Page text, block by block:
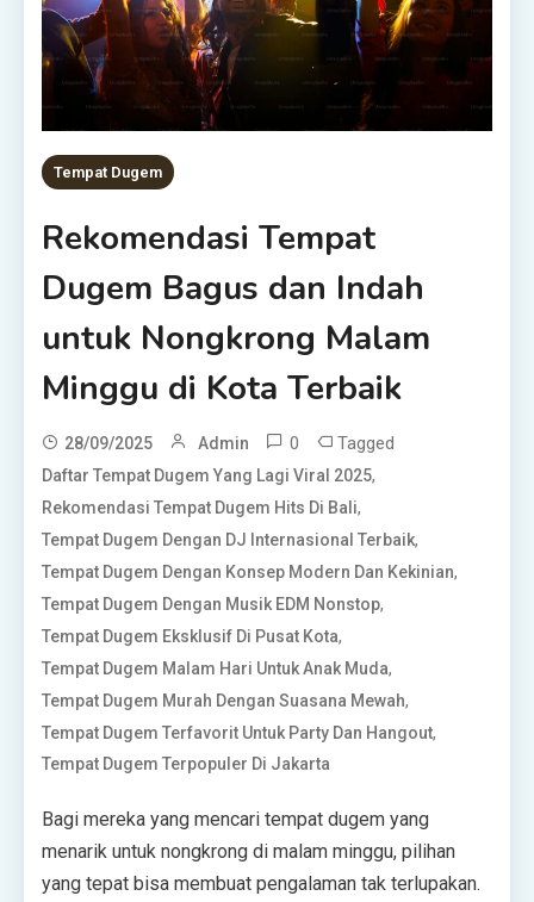
Tempat Dugem
Rekomendasi Tempat
Dugem Bagus dan Indah
untuk Nongkrong Malam
Minggu di Kota Terbaik
28/09/2025 Admin 0 Tagged
Daftar Tempat Dugem Yang Lagi Viral 2025,
Rekomendasi Tempat Dugem Hits Di Bali,
Tempat Dugem Dengan DJ Internasional Terbaik,
Tempat Dugem Dengan Konsep Modern Dan Kekinian,
Tempat Dugem Dengan Musik EDM Nonstop,
Tempat Dugem Eksklusif Di Pusat Kota,
Tempat Dugem Malam Hari Untuk Anak Muda,
Tempat Dugem Murah Dengan Suasana Mewah,
Tempat Dugem Terfavorit Untuk Party Dan Hangout,
Tempat Dugem Terpopuler Di Jakarta
Bagi mereka yang mencari tempat dugem yang
menarik untuk nongkrong di malam minggu, pilihan
yang tepat bisa membuat pengalaman tak terlupakan.